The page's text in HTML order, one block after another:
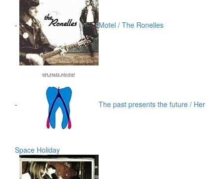
- Motel / The Ronelles
- The past presents the future / Her
Space Holiday